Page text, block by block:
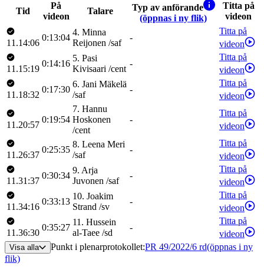
Tid
På
videon
Talare
Typ av anförande
(öppnas i ny flik)
Titta på
videon
11.14:06
0:13:04
4. Minna
Reijonen /saf
-
Titta på
videon
11.15:19
0:14:16
5. Pasi
Kivisaari /cent
-
Titta på
videon
11.18:32
0:17:30
6. Jani Mäkelä
/saf
-
Titta på
videon
11.20:57
0:19:54
7. Hannu
Hoskonen
/cent
-
Titta på
videon
11.26:37
0:25:35
8. Leena Meri
/saf
-
Titta på
videon
11.31:37
0:30:34
9. Arja
Juvonen /saf
-
Titta på
videon
11.34:16
0:33:13
10. Joakim
Strand /sv
-
Titta på
videon
11.36:30
0:35:27
11. Hussein
al-Taee /sd
-
Titta på
videon
Visa alla Punkt i plenarprotokollet:PR 49/2022/6 rd(öppnas i ny
flik)